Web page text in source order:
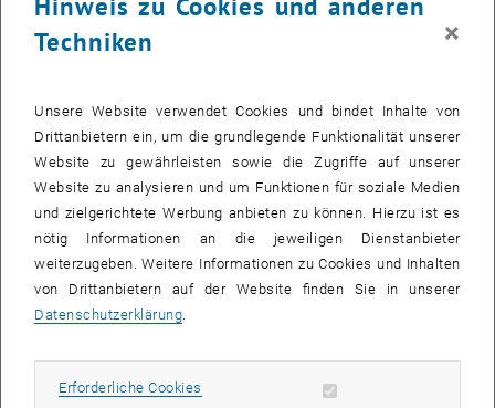
zu nennen, bei welchem herausfordernde Design- und
Implementierungprobleme zu lösen sind. Spezifisch beschäftigen
Kommunikationsoperationen.
Effiziente Programmierung von Rechnern mit gemeinsamem
Speicher: Programmiermodelle, Schnittstellen (z.B. OpenMP),
Frameworks, Algorithmen und Datenstrukturen (z.B., lock-fee und
wait-free data structures).
Adresse
Techniken
×
Unsere Website verwendet Cookies und bindet Inhalte von
Drittanbietern ein, um die grundlegende Funktionalität unserer
Website zu gewährleisten sowie die Zugriffe auf unserer
Website zu analysieren und um Funktionen für soziale Medien
und zielgerichtete Werbung anbieten zu können. Hierzu ist es
nötig Informationen an die jeweiligen Dienstanbieter
weiterzugeben. Weitere Informationen zu Cookies und Inhalten
von Drittanbietern auf der Website finden Sie in unserer
Datenschutzerklärung
Erforderliche Cookies Erforderliche Cookies zulassen